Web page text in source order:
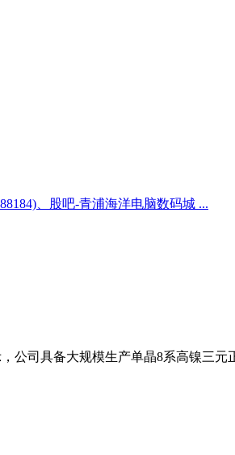
、股吧-青浦海洋电脑数码城 ...
司具备大规模生产单晶8系高镍三元